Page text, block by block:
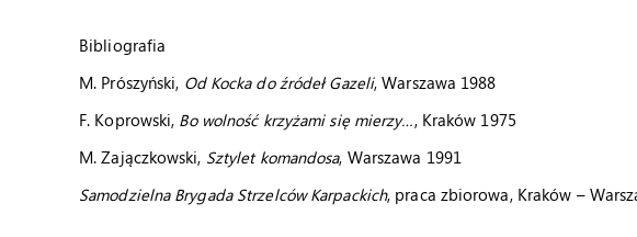
Bibliografia
M. Prószyński, Od Kocka do źródeł Gazeli, Warszawa 1988
F. Koprowski, Bo wolność krzyżami się mierzy…, Kraków 1975
M. Zajączkowski, Sztylet komandosa, Warszawa 1991
Samodzielna Brygada Strzelców Karpackich, praca zbiorowa, Kraków –